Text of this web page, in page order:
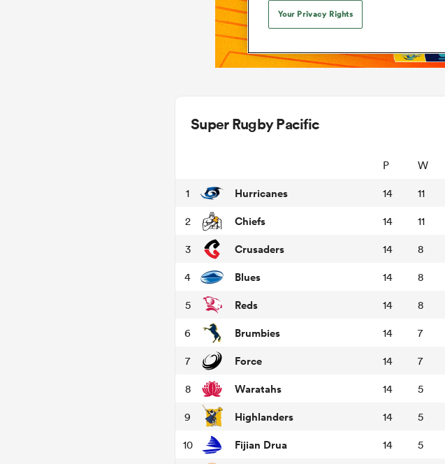
Super Rugby Pacific
P W
1 Hurricanes 14 11
2 Chiefs 14 11
3 Crusaders 14 8
4 Blues 14 8
5 Reds 14 8
6 Brumbies 14 7
7 Force 14 7
8 Waratahs 14 5
9 Highlanders 14 5
10 Fijian Drua 14 5
Your Privacy Rights